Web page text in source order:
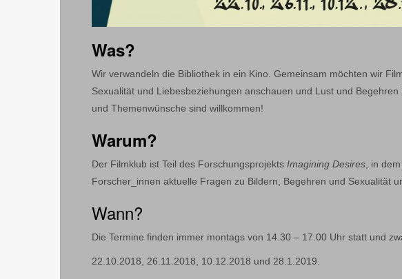
Was?
Wir verwandeln die Bibliothek in ein Kino. Gemeinsam möchten wir
Sexualität und Liebesbeziehungen anschauen und Lust und
und Themenwünsche sind willkommen!
Warum?
Der Filmklub ist Teil des Forschungsprojekts Imagining Desires , in
Forscher_innen aktuelle Fragen zu Bildern, Begehren und Sexualität
Wann?
Die Termine finden immer montags von 14.30 – 17.00 Uhr statt und
22.10.2018, 26.11.2018, 10.12.2018 und 28.1.2019.